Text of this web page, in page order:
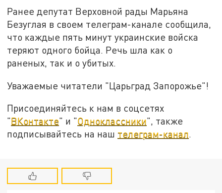
Ранее депутат Верховной рады Марьяна
Безуглая в своем телеграм-канале сообщила,
что каждые пять минут украинские войска
теряют одного бойца. Речь шла как о
раненых, так и о убитых.
Уважаемые читатели "Царьград Запорожье"!
Присоединяйтесь к нам в соцсетях
"ВКонтакте" и "Одноклассники", также
подписывайтесь на наш телеграм-канал.